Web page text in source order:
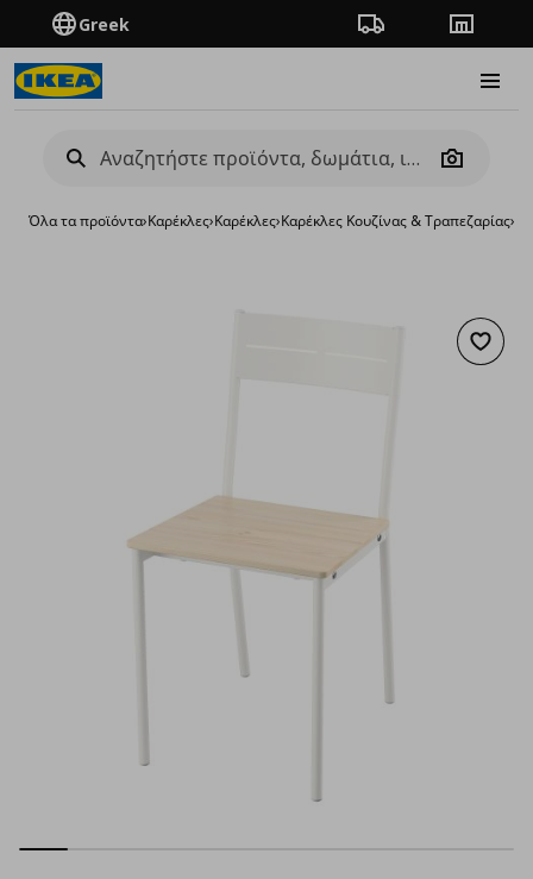
Greek Πορεία παραγγελίας
Camera
Όλα τα προϊόντα›Καρέκλες›Καρέκλες›Καρέκλες Κουζίνας & Τραπεζαρίας›